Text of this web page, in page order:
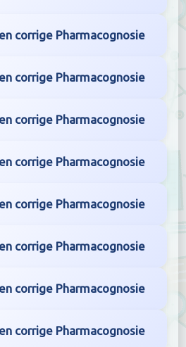
corrige Pharmacognosie
corrige Pharmacognosie
corrige Pharmacognosie
corrige Pharmacognosie
corrige Pharmacognosie
corrige Pharmacognosie
corrige Pharmacognosie
corrige Pharmacognosie